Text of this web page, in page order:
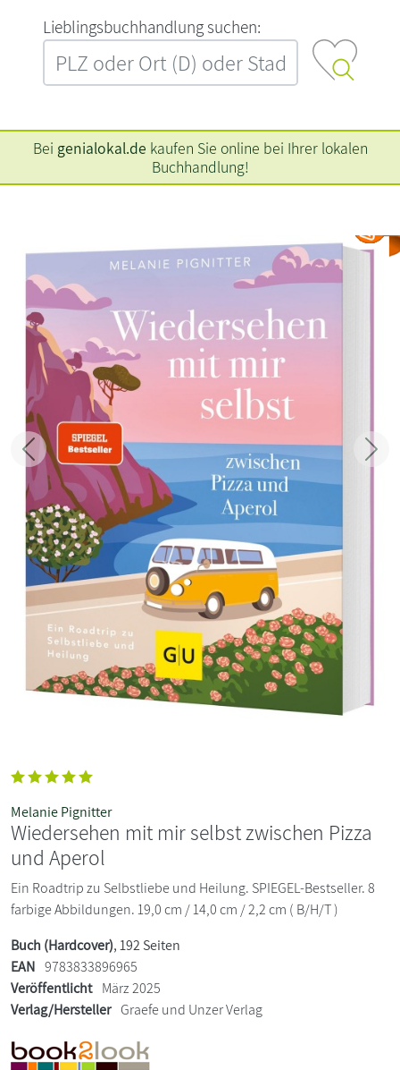
L‍i‍e‍b‍l‍i‍n‍g‍s‍b‍u‍c‍h‍h‍a‍n‍d‍l‍u‍n‍g‍ ‍s‍u‍c‍h‍e‍n‍:‍
Bei genialokal.de kaufen Sie online bei Ihrer lokalen
Buchhandlung!
Zurück
Melanie Pignitter
Wiedersehen mit mir selbst zwischen Pizza
und Aperol
Ein Roadtrip zu Selbstliebe und Heilung. SPIEGEL-Bestseller. 8
farbige Abbildungen. 19,0 cm / 14,0 cm / 2,2 cm ( B/H/T )
Buch (Hardcover), 192 Seiten
EAN 9783833896965
Veröffentlicht März 2025
Verlag/Hersteller Graefe und Unzer Verlag